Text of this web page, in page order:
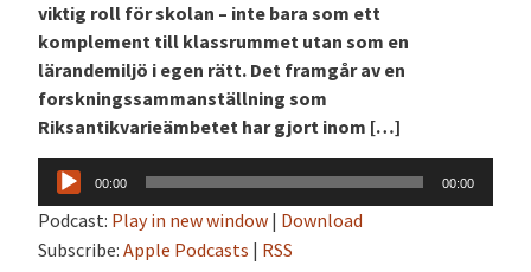
viktig roll för skolan – inte bara som ett
komplement till klassrummet utan som en
lärandemiljö i egen rätt. Det framgår av en
forskningssammanställning som
Riksantikvarieämbetet har gjort inom […]
Ljudspelare
00:00 00:00
Podcast: Play in new window | Download
Subscribe: Apple Podcasts | RSS